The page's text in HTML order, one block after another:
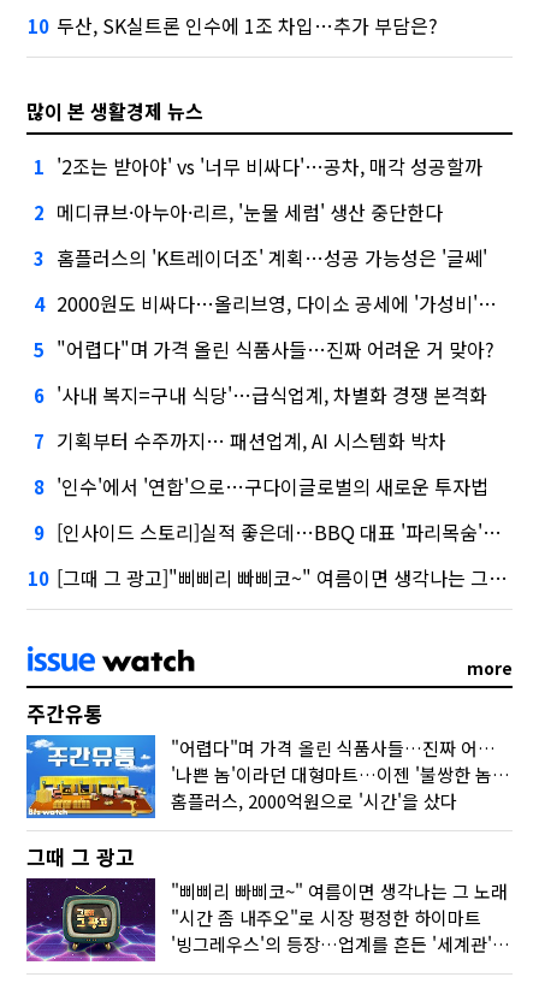
10 두산, SK실트론 인수에 1조 차입…추가 부담은?
많이 본 생활경제 뉴스
1 '2조는 받아야' vs '너무 비싸다'…공차, 매각 성공할까
2 메디큐브·아누아·리르, '눈물 세럼' 생산 중단한다
3 홈플러스의 'K트레이더조' 계획…성공 가능성은 '글쎄'
4 2000원도 비싸다…올리브영, 다이소 공세에 '가성비'로 맞불
5 "어렵다"며 가격 올린 식품사들…진짜 어려운 거 맞아?
6 '사내 복지=구내 식당'…급식업계, 차별화 경쟁 본격화
7 기획부터 수주까지… 패션업계, AI 시스템화 박차
8 '인수'에서 '연합'으로…구다이글로벌의 새로운 투자법
9 [인사이드 스토리]실적 좋은데…BBQ 대표 '파리목숨'된 이유
10 [그때 그 광고]"삐삐리 빠삐코~" 여름이면 생각나는 그 노래
more
주간유통
"어렵다"며 가격 올린 식품사들…진짜 어려운 거 맞아?
'나쁜 놈'이라던 대형마트…이젠 '불쌍한 놈' 됐다
홈플러스, 2000억원으로 '시간'을 샀다
그때 그 광고
"삐삐리 빠삐코~" 여름이면 생각나는 그 노래
"시간 좀 내주오"로 시장 평정한 하이마트
'빙그레우스'의 등장…업계를 흔든 '세계관' 마케팅